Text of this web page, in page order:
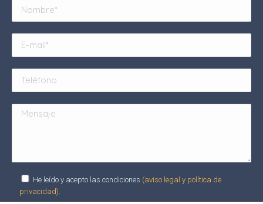
He leído y acepto las condiciones (aviso legal y política de
privacidad).